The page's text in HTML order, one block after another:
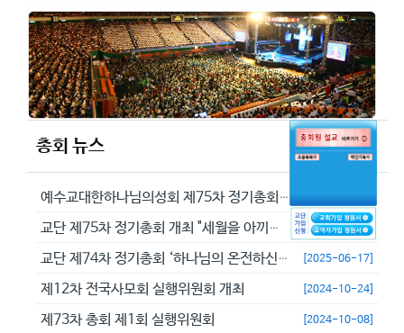
총회 뉴스
예수교대한하나님의성회 제75차 정기총회에서 정동수 목사를 이단으로 결의... [2026-05-29]
교단 제75차 정기총회 개최 "세월을 아끼라 때가 악하니라"(엡 5:16... [2026-05-23]
교단 제74차 정기총회 ‘하나님의 온전하신 뜻을 분별하자’ [2025-06-17]
제12차 전국사모회 실행위원회 개최 [2024-10-24]
제73차 총회 제1회 실행위원회 [2024-10-08]